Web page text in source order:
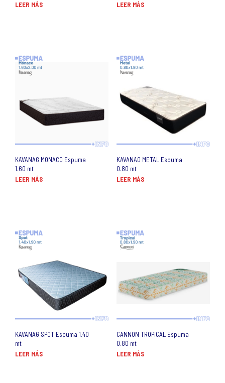
LEER MÁS
LEER MÁS
KAVANAG MONACO Espuma
1.60 mt
LEER MÁS
KAVANAG METAL Espuma
0.80 mt
LEER MÁS
KAVANAG SPOT Espuma 1.40
mt
LEER MÁS
CANNON TROPICAL Espuma
0.80 mt
LEER MÁS